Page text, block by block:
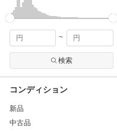
~
検索
コンディション
新品
中古品